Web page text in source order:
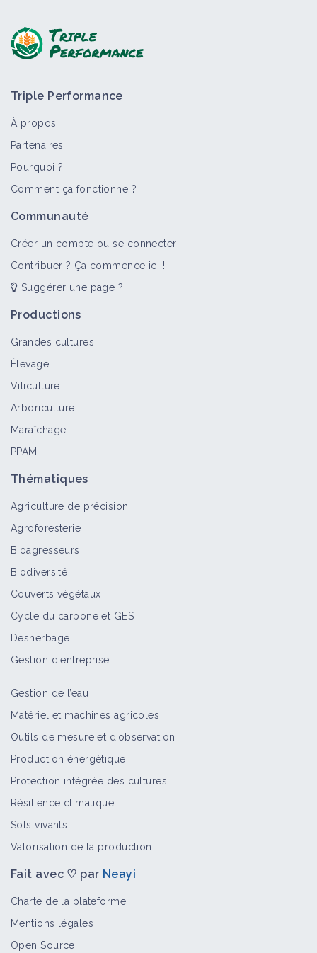
Verger maraîcher
DIRECT - Journée Agroécologie au
Triple Performance
À propos
Partenaires
Pourquoi ?
Comment ça fonctionne ?
Communauté
Créer un compte ou se connecter
Contribuer ? Ça commence ici !
Suggérer une page ?
Productions
Grandes cultures
Élevage
Viticulture
Arboriculture
Maraîchage
PPAM
Thématiques
Agriculture de précision
Agroforesterie
Bioagresseurs
Biodiversité
Couverts végétaux
Cycle du carbone et GES
Désherbage
Gestion d'entreprise
Gestion de l’eau
Matériel et machines agricoles
Outils de mesure et d’observation
Production énergétique
Protection intégrée des cultures
Résilience climatique
Sols vivants
Valorisation de la production
Fait avec ♡ par Neayi
Charte de la plateforme
Mentions légales
Open Source